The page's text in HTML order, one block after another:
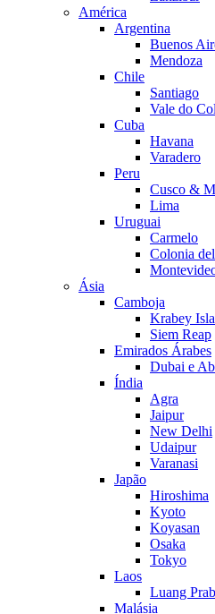
América
Argentina
Buenos
Mendoza
Chile
Santiago
Vale do
Cuba
Havana
Varadero
Peru
Cusco &
Lima
Uruguai
Carmelo
Colonia
Ásia
Camboja
Krabey
Siem Reap
Emirados Árabes
Dubai e
Índia
Agra
Jaipur
New Delhi
Udaipur
Varanasi
Japão
Hiroshima
Kyoto
Koyasan
Osaka
Tokyo
Laos
Luang
Malásia